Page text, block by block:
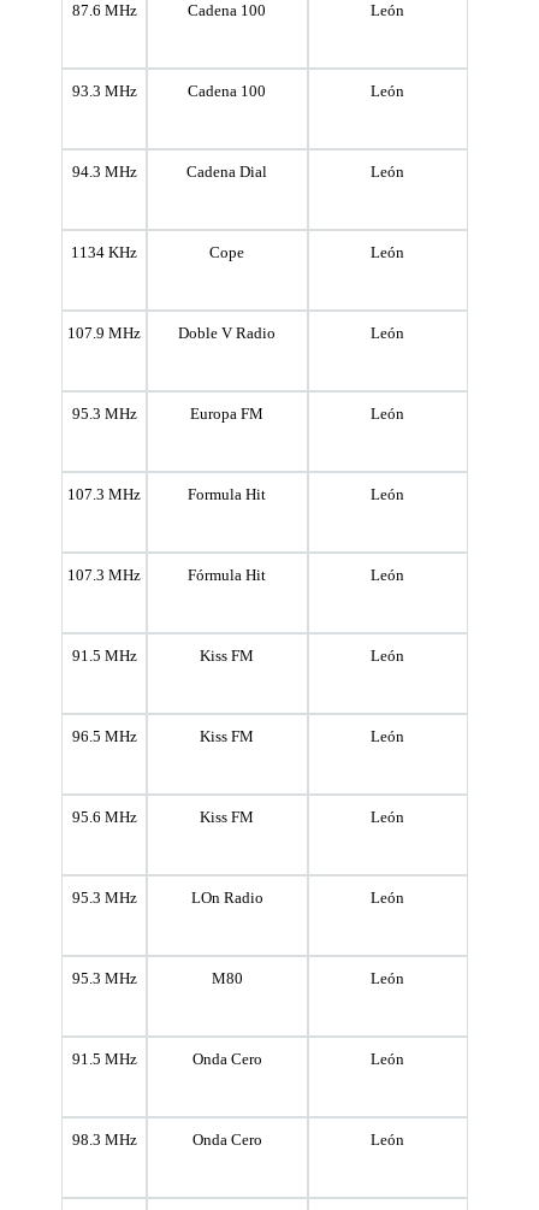
87.6 MHz Cadena 100 León
93.3 MHz Cadena 100 León
94.3 MHz Cadena Dial León
1134 KHz Cope León
107.9 MHz Doble V Radio León
95.3 MHz Europa FM León
107.3 MHz Formula Hit León
107.3 MHz Fórmula Hit León
91.5 MHz Kiss FM León
96.5 MHz Kiss FM León
95.6 MHz Kiss FM León
95.3 MHz LOn Radio León
95.3 MHz M80 León
91.5 MHz Onda Cero León
98.3 MHz Onda Cero León